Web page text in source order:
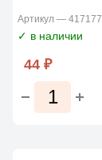
Артикул — 417177
✓ в наличии
44 ₽